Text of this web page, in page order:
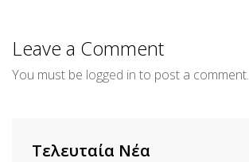
Leave a Comment
You must be logged in to post a comment.
Τελευταία Νέα